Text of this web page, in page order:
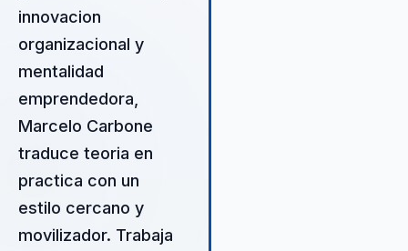
innovacion
organizacional y
mentalidad
emprendedora,
Marcelo Carbone
traduce teoria en
practica con un
estilo cercano y
movilizador. Trabaja